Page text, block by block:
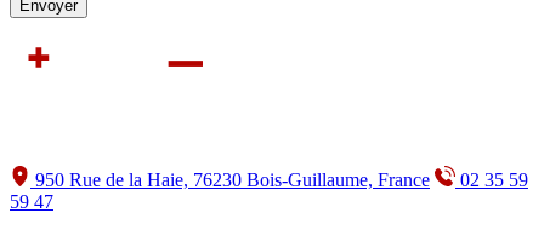
950 Rue de la Haie, 76230 Bois-Guillaume, France
02 35 59
59 47